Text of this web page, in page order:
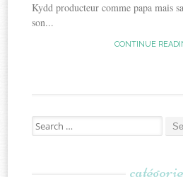
Kydd producteur comme papa mais
son...
CONTINUE
Search
for: